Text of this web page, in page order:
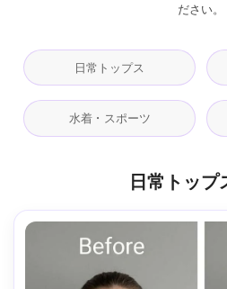
ださい。
日常トップス
水着・スポーツ
日常トップ